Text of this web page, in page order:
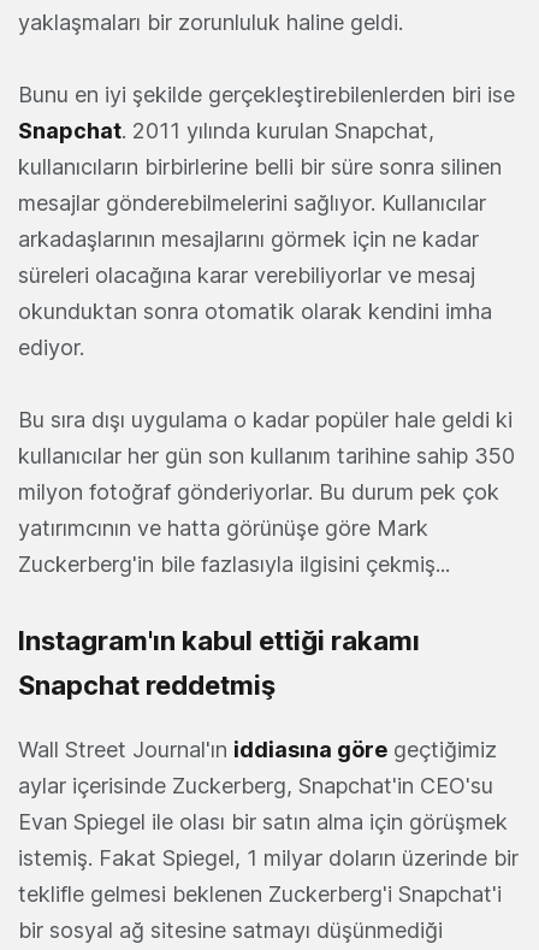
yaklaşmaları bir zorunluluk haline geldi.
Bunu en iyi şekilde gerçekleştirebilenlerden biri ise
Snapchat. 2011 yılında kurulan Snapchat,
kullanıcıların birbirlerine belli bir süre sonra silinen
mesajlar gönderebilmelerini sağlıyor. Kullanıcılar
arkadaşlarının mesajlarını görmek için ne kadar
süreleri olacağına karar verebiliyorlar ve mesaj
okunduktan sonra otomatik olarak kendini imha
ediyor.
Bu sıra dışı uygulama o kadar popüler hale geldi ki
kullanıcılar her gün son kullanım tarihine sahip 350
milyon fotoğraf gönderiyorlar. Bu durum pek çok
yatırımcının ve hatta görünüşe göre Mark
Zuckerberg'in bile fazlasıyla ilgisini çekmiş...
Instagram'ın kabul ettiği rakamı
Snapchat reddetmiş
Wall Street Journal'ın iddiasına göre geçtiğimiz
aylar içerisinde Zuckerberg, Snapchat'in CEO'su
Evan Spiegel ile olası bir satın alma için görüşmek
istemiş. Fakat Spiegel, 1 milyar doların üzerinde bir
teklifle gelmesi beklenen Zuckerberg'i Snapchat'i
bir sosyal ağ sitesine satmayı düşünmediği